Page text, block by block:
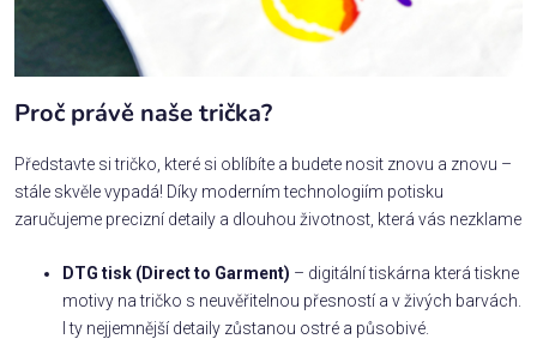
Proč právě naše trička?
Představte si tričko, které si oblíbíte a budete nosit znovu a znovu –
stále skvěle vypadá! Díky moderním technologiím potisku
zaručujeme precizní detaily a dlouhou životnost, která vás nezklame
DTG tisk (Direct to Garment) – digitální tiskárna která tiskne
motivy na tričko s neuvěřitelnou přesností a v živých barvách.
I ty nejjemnější detaily zůstanou ostré a působivé.